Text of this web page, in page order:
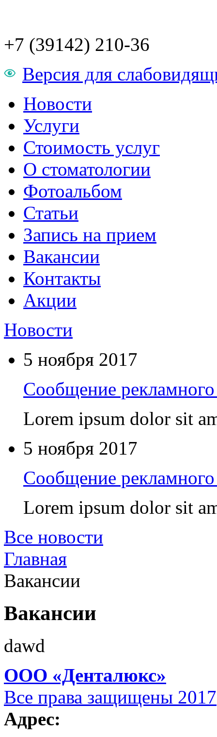
+7 (39142) 210-36
Версия для
Новости
Услуги
Стоимость услуг
О стоматологии
Фотоальбом
Статьи
Запись на прием
Вакансии
Контакты
Акции
Новости
5 ноября 2017
Сообщение рекламного
Lorem ipsum dolor sit
5 ноября 2017
Сообщение рекламного
Lorem ipsum dolor sit
Все новости
Главная
Вакансии
Вакансии
dawd
ООО «Денталюкс»
Все права защищены 2017
Адрес: